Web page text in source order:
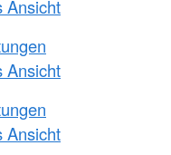
Ansicht
Ansicht
Ansicht